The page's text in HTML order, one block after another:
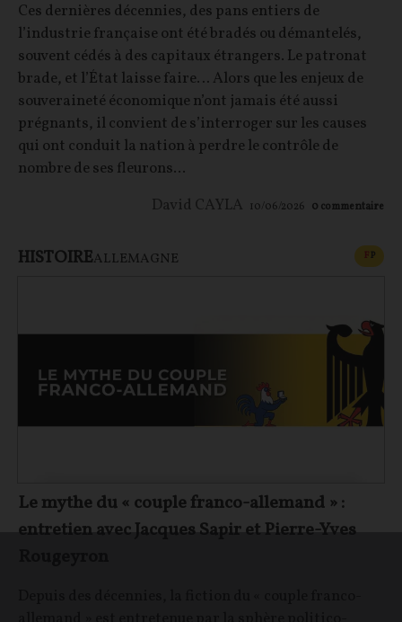
Ces dernières décennies, des pans entiers de
l’industrie française ont été bradés ou démantelés,
souvent cédés à des capitaux étrangers. Le patronat
brade, et l’État laisse faire… Alors que les enjeux de
souveraineté économique n’ont jamais été aussi
prégnants, il convient de s’interroger sur les causes
qui ont conduit la nation à perdre le contrôle de
nombre de ses fleurons...
David CAYLA 10/06/2026 0 commentaire
HISTOIREALLEMAGNE FP
Le mythe du « couple franco-allemand » :
entretien avec Jacques Sapir et Pierre-Yves